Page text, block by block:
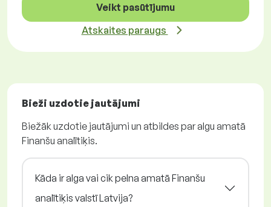
Veikt pasūtījumu
Atskaites paraugs
Bieži uzdotie jautājumi
Biežāk uzdotie jautājumi un atbildes par algu amatā
Finanšu analītiķis.
Kāda ir alga vai cik pelna amatā Finanšu
analītiķis valstī Latvija?